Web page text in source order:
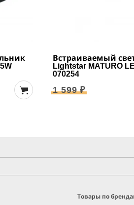
Встраиваемый
Lightstar MATURO
070254
1 599 ₽
Товары по